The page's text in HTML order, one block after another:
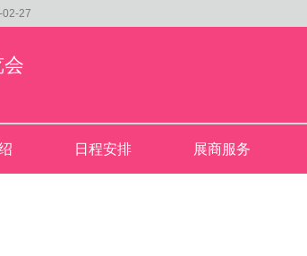
27
2023-02-27
识 中国茶 ！2023-03-01
日程安排 展商服务